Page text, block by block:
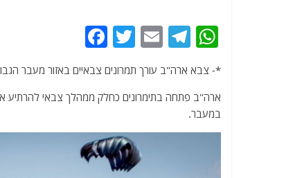
W
at
s
A
T
e
g
ra
E
ai
l
T
itt
er
c
e
b
o
o
*- צבא ארה"ב עורך תמרונים צבאיים באזור מעבר
ארה"ב פתחה בתימרונים כחלק ממהלך צבאי להרתיע
במעבר.